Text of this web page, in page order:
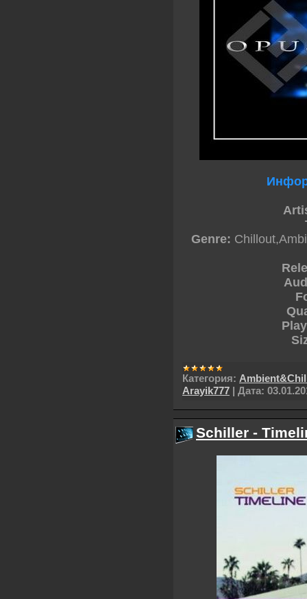
Genre:
Категория:
Arayik777 | Дата:
Schiller -